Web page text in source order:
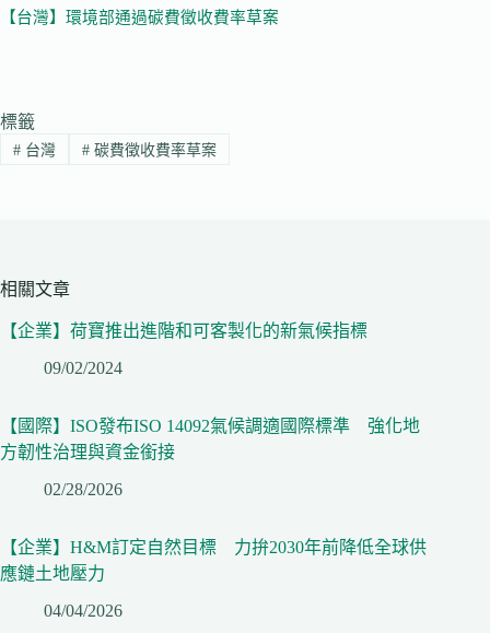
【台灣】環境部通過碳費徵收費率草案
標籤
#台灣 #碳費徵收費率草案
相關文章
【企業】荷寶推出進階和可客製化的新氣候指標
09/02/2024
【國際】ISO發布ISO 14092氣候調適國際標準 強化地
方韌性治理與資金銜接
02/28/2026
【企業】H&M訂定自然目標 力拚2030年前降低全球供
應鏈土地壓力
04/04/2026